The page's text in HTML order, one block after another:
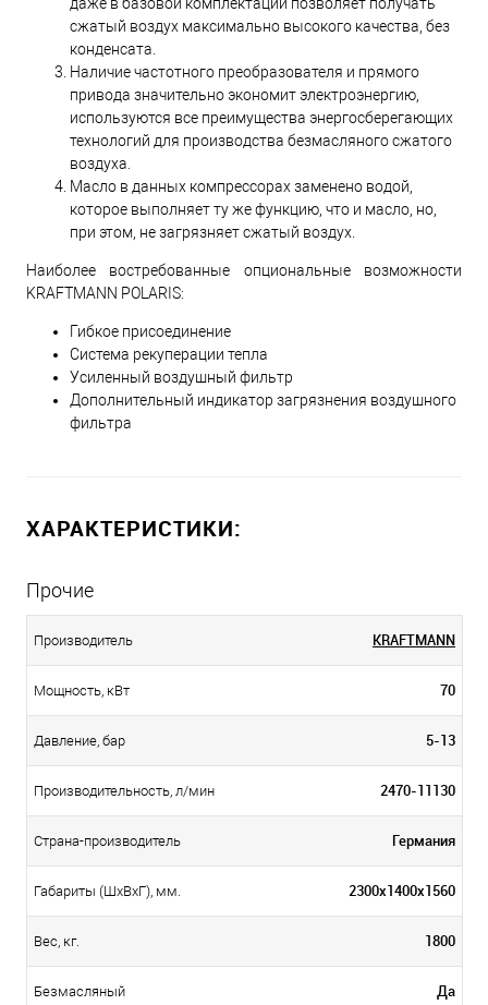
сжатый воздух максимально высокого качества, без
конденсата.
Наличие частотного преобразователя и прямого
привода значительно экономит электроэнергию,
используются все преимущества энергосберегающих
технологий для производства безмасляного сжатого
воздуха.
Масло в данных компрессорах заменено водой,
которое выполняет ту же функцию, что и масло, но,
при этом, не загрязняет сжатый воздух.
Наиболее востребованные опциональные возможности
KRAFTMANN POLARIS:
Гибкое присоединение
Система рекуперации тепла
Усиленный воздушный фильтр
Дополнительный индикатор загрязнения воздушного
фильтра
ХАРАКТЕРИСТИКИ:
Прочие
Производитель KRAFTMANN
Мощность, кВт 70
Давление, бар 5-13
Производительность, л/мин 2470-11130
Страна-производитель Германия
Габариты (ШхВхГ), мм. 2300х1400х1560
Вес, кг. 1800
Безмасляный Да